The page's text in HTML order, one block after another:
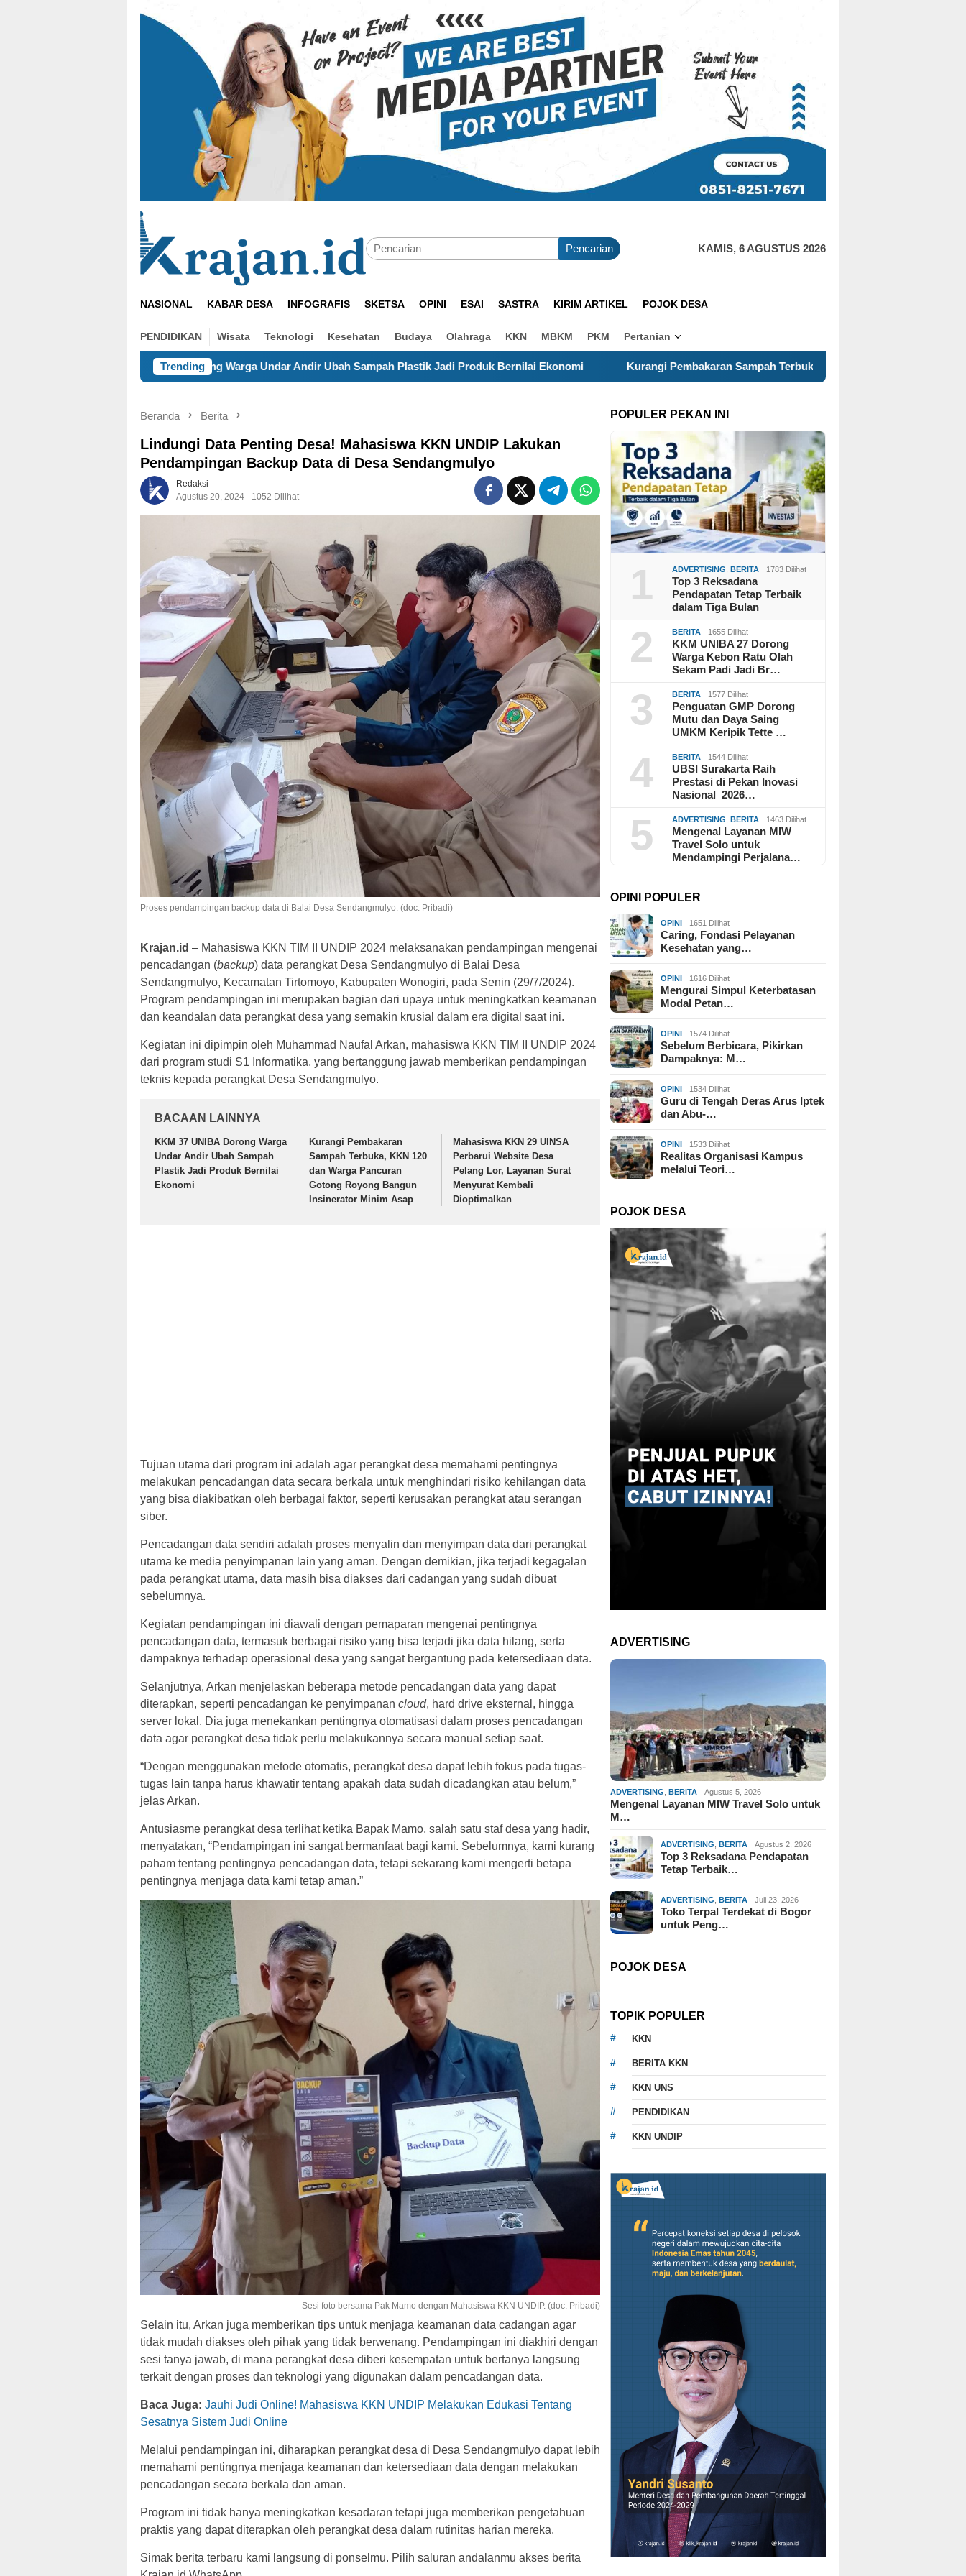
Pencarian KAMIS, 6 AGUSTUS 2026
NASIONAL KABAR DESA INFOGRAFIS SKETSA OPINI ESAI SASTRA KIRIM ARTIKEL POJOK DESA
PENDIDIKAN Wisata Teknologi Kesehatan Budaya Olahraga KKN MBKM PKM Pertanian
Trending
UNIBA Dorong Warga Undar Andir Ubah Sampah Plastik Jadi Produk Bernilai Ekonomi Kurangi Pembakaran Sampah Terbuka, KKN 120 dan Warga Pancuran Gotong Royong
Beranda Berita
Lindungi Data Penting Desa! Mahasiswa KKN UNDIP Lakukan
Pendampingan Backup Data di Desa Sendangmulyo
Redaksi
Agustus 20, 2024
1052 Dilihat
Proses pendampingan backup data di Balai Desa Sendangmulyo. (doc. Pribadi)
Krajan.id – Mahasiswa KKN TIM II UNDIP 2024 melaksanakan pendampingan mengenai
pencadangan (backup) data perangkat Desa Sendangmulyo di Balai Desa
Sendangmulyo, Kecamatan Tirtomoyo, Kabupaten Wonogiri, pada Senin (29/7/2024).
Program pendampingan ini merupakan bagian dari upaya untuk meningkatkan keamanan
dan keandalan data perangkat desa yang semakin krusial dalam era digital saat ini.
Kegiatan ini dipimpin oleh Muhammad Naufal Arkan, mahasiswa KKN TIM II UNDIP 2024
dari program studi S1 Informatika, yang bertanggung jawab memberikan pendampingan
teknis kepada perangkat Desa Sendangmulyo.
BACAAN LAINNYA
KKM 37 UNIBA Dorong Warga
Undar Andir Ubah Sampah
Plastik Jadi Produk Bernilai
Ekonomi
Kurangi Pembakaran
Sampah Terbuka, KKN 120
dan Warga Pancuran
Gotong Royong Bangun
Insinerator Minim Asap
Mahasiswa KKN 29 UINSA
Perbarui Website Desa
Pelang Lor, Layanan Surat
Menyurat Kembali
Dioptimalkan
Tujuan utama dari program ini adalah agar perangkat desa memahami pentingnya
melakukan pencadangan data secara berkala untuk menghindari risiko kehilangan data
yang bisa diakibatkan oleh berbagai faktor, seperti kerusakan perangkat atau serangan
siber.
Pencadangan data sendiri adalah proses menyalin dan menyimpan data dari perangkat
utama ke media penyimpanan lain yang aman. Dengan demikian, jika terjadi kegagalan
pada perangkat utama, data masih bisa diakses dari cadangan yang sudah dibuat
sebelumnya.
Kegiatan pendampingan ini diawali dengan pemaparan mengenai pentingnya
pencadangan data, termasuk berbagai risiko yang bisa terjadi jika data hilang, serta
dampaknya terhadap operasional desa yang sangat bergantung pada ketersediaan data.
Selanjutnya, Arkan menjelaskan beberapa metode pencadangan data yang dapat
diterapkan, seperti pencadangan ke penyimpanan cloud, hard drive eksternal, hingga
server lokal. Dia juga menekankan pentingnya otomatisasi dalam proses pencadangan
data agar perangkat desa tidak perlu melakukannya secara manual setiap saat.
“Dengan menggunakan metode otomatis, perangkat desa dapat lebih fokus pada tugas-
tugas lain tanpa harus khawatir tentang apakah data sudah dicadangkan atau belum,”
jelas Arkan.
Antusiasme perangkat desa terlihat ketika Bapak Mamo, salah satu staf desa yang hadir,
menyatakan, “Pendampingan ini sangat bermanfaat bagi kami. Sebelumnya, kami kurang
paham tentang pentingnya pencadangan data, tetapi sekarang kami mengerti betapa
pentingnya menjaga data kami tetap aman.”
Sesi foto bersama Pak Mamo dengan Mahasiswa KKN UNDIP. (doc. Pribadi)
Selain itu, Arkan juga memberikan tips untuk menjaga keamanan data cadangan agar
tidak mudah diakses oleh pihak yang tidak berwenang. Pendampingan ini diakhiri dengan
sesi tanya jawab, di mana perangkat desa diberi kesempatan untuk bertanya langsung
terkait dengan proses dan teknologi yang digunakan dalam pencadangan data.
Baca Juga: Jauhi Judi Online! Mahasiswa KKN UNDIP Melakukan Edukasi Tentang
Sesatnya Sistem Judi Online
Melalui pendampingan ini, diharapkan perangkat desa di Desa Sendangmulyo dapat lebih
memahami pentingnya menjaga keamanan dan ketersediaan data dengan melakukan
pencadangan secara berkala dan aman.
Program ini tidak hanya meningkatkan kesadaran tetapi juga memberikan pengetahuan
praktis yang dapat diterapkan oleh perangkat desa dalam rutinitas harian mereka.
Simak berita terbaru kami langsung di ponselmu. Pilih saluran andalanmu akses berita
POPULER PEKAN INI
1 ADVERTISING ,BERITA 1783 Dilihat
Top 3 Reksadana
Pendapatan Tetap Terbaik
dalam Tiga Bulan
2 BERITA 1655 Dilihat
KKM UNIBA 27 Dorong
Warga Kebon Ratu Olah
Sekam Padi Jadi Br…
3 BERITA 1577 Dilihat
Penguatan GMP Dorong
Mutu dan Daya Saing
UMKM Keripik Tette …
4 BERITA 1544 Dilihat
UBSI Surakarta Raih
Prestasi di Pekan Inovasi
Nasional 2026…
5 ADVERTISING ,BERITA 1463 Dilihat
Mengenal Layanan MIW
Travel Solo untuk
Mendampingi Perjalana…
OPINI POPULER
OPINI 1651 Dilihat
Caring, Fondasi Pelayanan
Kesehatan yang…
OPINI 1616 Dilihat
Mengurai Simpul Keterbatasan
Modal Petan…
OPINI 1574 Dilihat
Sebelum Berbicara, Pikirkan
Dampaknya: M…
OPINI 1534 Dilihat
Guru di Tengah Deras Arus Iptek
dan Abu-…
OPINI 1533 Dilihat
Realitas Organisasi Kampus
melalui Teori…
POJOK DESA
ADVERTISING
ADVERTISING ,BERITA Agustus 5, 2026
Mengenal Layanan MIW Travel Solo untuk
M…
ADVERTISING ,BERITA Agustus 2, 2026
Top 3 Reksadana Pendapatan
Tetap Terbaik…
ADVERTISING ,BERITA Juli 23, 2026
Toko Terpal Terdekat di Bogor
untuk Peng…
POJOK DESA
TOPIK POPULER
KKN
BERITA KKN
KKN UNS
PENDIDIKAN
KKN UNDIP